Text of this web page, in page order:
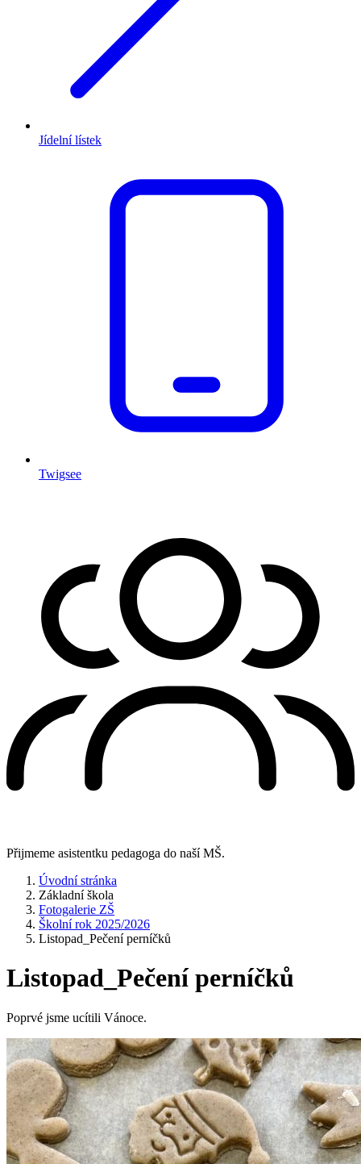
Jídelní lístek
Twigsee
Přijmeme asistentku pedagoga do naší MŠ.
Úvodní stránka
Základní škola
Fotogalerie ZŠ
Školní rok 2025/2026
Listopad_Pečení perníčků
Listopad_Pečení perníčků
Poprvé jsme ucítili Vánoce.